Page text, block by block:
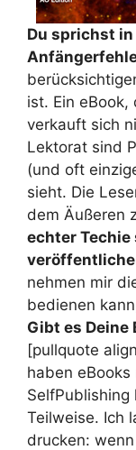
Du sprichst in
ist. Ein
verkauft sich
Lektorat sind
(und oft
sieht. Die
dem Äußeren
echter Techie
nehmen mir
bedienen
Gibt es Deine
[pullquote
haben
SelfPublishing
Teilweise. Ich
drucken: